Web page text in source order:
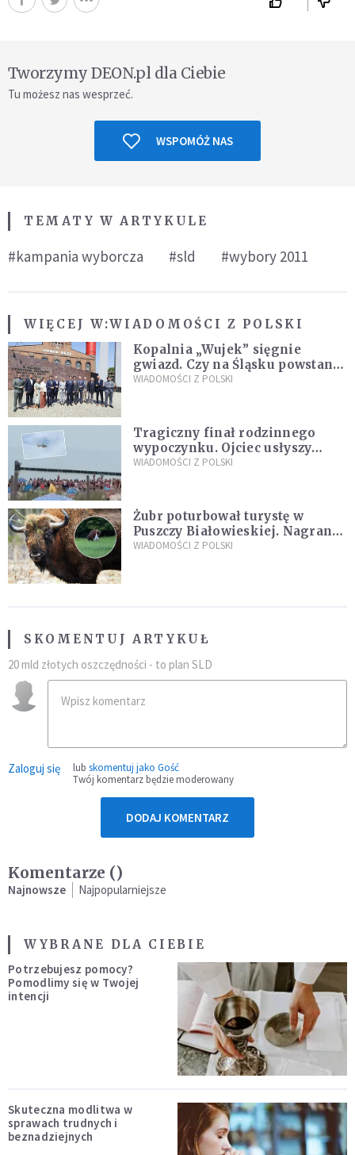
Tworzymy DEON.pl dla Ciebie
Tu możesz nas wesprzeć.
WSPOMÓŻ NAS
TEMATY W ARTYKULE
#kampania wyborcza #sld #wybory 2011
WIĘCEJ W:WIADOMOŚCI Z POLSKI
Kopalnia „Wujek” sięgnie
gwiazd. Czy na Śląsku powstanie
„Dolina Krzemowa”?
WIADOMOŚCI Z POLSKI
Tragiczny finał rodzinnego
wypoczynku. Ojciec usłyszy
zarzuty
WIADOMOŚCI Z POLSKI
Żubr poturbował turystę w
Puszczy Białowieskiej. Nagranie
daje do myślenia
WIADOMOŚCI Z POLSKI
SKOMENTUJ ARTYKUŁ
20 mld złotych oszczędności - to plan SLD
Zaloguj się lub skomentuj jako Gość
Twój komentarz będzie moderowany
DODAJ KOMENTARZ
Komentarze ()
Najnowsze Najpopularniejsze
WYBRANE DLA CIEBIE
Potrzebujesz pomocy?
Pomodlimy się w Twojej
intencji
Skuteczna modlitwa w
sprawach trudnych i
beznadziejnych